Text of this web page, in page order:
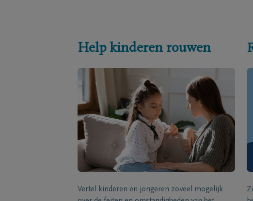
Help kinderen rouwen
Vertel kinderen en jongeren zoveel mogelijk